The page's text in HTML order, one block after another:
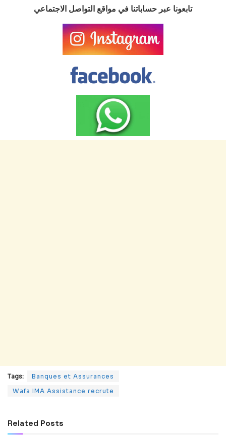
تابعونا عبر حساباتنا في مواقع التواصل الاجتماعي
Tags:
Banques et Assurances
Wafa IMA Assistance recrute
Related Posts